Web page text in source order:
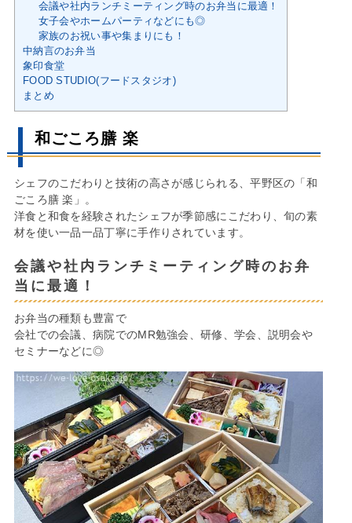
会議や社内ランチミーティング時のお弁当に最適！
女子会やホームパーティなどにも◎
家族のお祝い事や集まりにも！
中納言のお弁当
象印食堂
FOOD STUDIO(フードスタジオ)
まとめ
和ごころ膳 楽
シェフのこだわりと技術の高さが感じられる、平野区の「和
ごころ膳 楽」。
洋食と和食を経験されたシェフが季節感にこだわり、旬の素
材を使い一品一品丁寧に手作りされています。
会議や社内ランチミーティング時のお弁
当に最適！
お弁当の種類も豊富で
会社での会議、病院でのMR勉強会、研修、学会、説明会や
セミナーなどに◎